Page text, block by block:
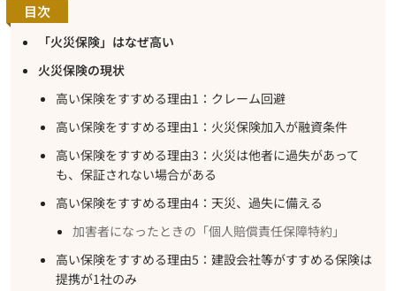
目次
「火災保険」はなぜ高い
火災保険の現状
高い保険をすすめる理由1：クレーム回避
高い保険をすすめる理由1：火災保険加入が融資条件
高い保険をすすめる理由3：火災は他者に過失があって
も、保証されない場合がある
高い保険をすすめる理由4：天災、過失に備える
加害者になったときの「個人賠償責任保障特約」
高い保険をすすめる理由5：建設会社等がすすめる保険は
提携が1社のみ